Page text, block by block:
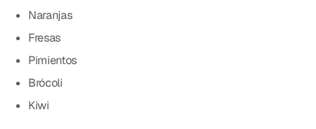
Naranjas
Fresas
Pimientos
Brócoli
Kiwi